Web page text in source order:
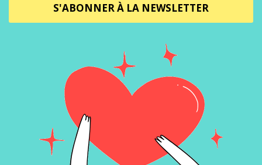
S'ABONNER À LA NEWSLETTER